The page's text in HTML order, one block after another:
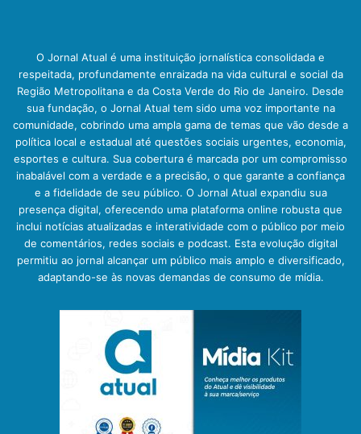
O Jornal Atual é uma instituição jornalística consolidada e
respeitada, profundamente enraizada na vida cultural e social da
Região Metropolitana e da Costa Verde do Rio de Janeiro. Desde
sua fundação, o Jornal Atual tem sido uma voz importante na
comunidade, cobrindo uma ampla gama de temas que vão desde a
política local e estadual até questões sociais urgentes, economia,
esportes e cultura. Sua cobertura é marcada por um compromisso
inabalável com a verdade e a precisão, o que garante a confiança
e a fidelidade de seu público. O Jornal Atual expandiu sua
presença digital, oferecendo uma plataforma online robusta que
inclui notícias atualizadas e interatividade com o público por meio
de comentários, redes sociais e podcast. Esta evolução digital
permitiu ao jornal alcançar um público mais amplo e diversificado,
adaptando-se às novas demandas de consumo de mídia.